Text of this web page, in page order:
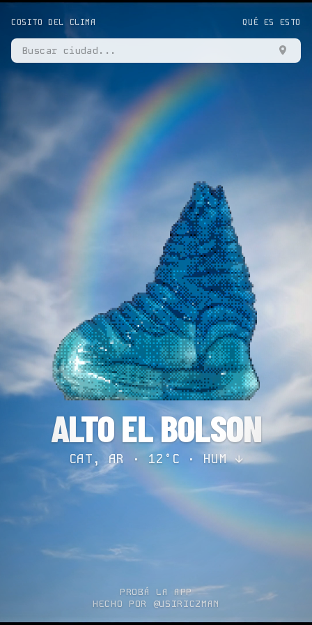
COSITO DEL CLIMA QUÉ ES ESTO
ALTO EL BOLSON
CAT, AR · 12°C ·HUM ↓
PROBÁ LA APP
HECHO POR @USIRICZMAN